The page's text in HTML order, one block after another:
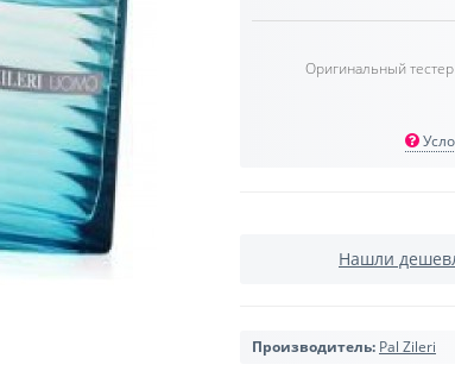
Оригинальный
Нашли
Производитель: Pal Zileri